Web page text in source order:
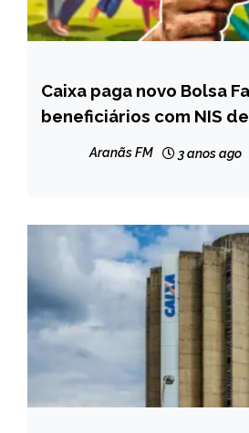
BRASIL
CAPELINHA
Caixa paga novo Bolsa
beneficiários com NIS
Aranãs FM 3 anos ago